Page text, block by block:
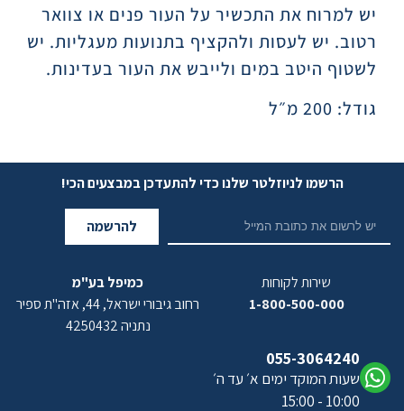
יש למרוח את התכשיר על העור פנים או צוואר
רטוב. יש לעסות ולהקציף בתנועות מעגליות. יש
לשטוף היטב במים ולייבש את העור בעדינות.
גודל: 200 מ״ל
הרשמו לניוזלטר שלנו כדי להתעדכן במבצעים הכי!
להרשמה
שירות לקוחות
1-800-500-000
055-3064240
שעות המוקד ימים א׳ עד ה׳
10:00 - 15:00
כמיפל בע"מ
רחוב גיבורי ישראל, 44, אזה"ת ספיר
נתניה 4250432